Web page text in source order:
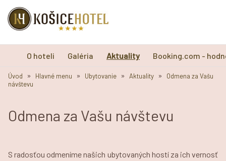
O hoteli Galéria Aktuality Booking.com -
Úvod » Hlavné menu » Ubytovanie » Aktuality »
Odmena za Vašu
návštevu
Odmena za Vašu návštevu
S radosťou odmeníme našich ubytovaných hostí za ich vernosť